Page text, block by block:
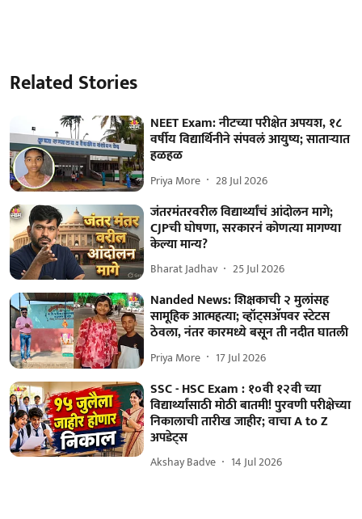
Related Stories
NEET Exam: नीटच्या परीक्षेत अपयश, १८
वर्षीय विद्यार्थिनीने संपवलं आयुष्य; साताऱ्यात
हळहळ
Priya More 28 Jul 2026
जंतरमंतरवरील विद्यार्थ्यांचं आंदोलन मागे;
CJPची घोषणा, सरकारनं कोणत्या मागण्या
केल्या मान्य?
Bharat Jadhav 25 Jul 2026
Nanded News: शिक्षकाची २ मुलांसह
सामूहिक आत्महत्या; व्हॉट्सअ‍ॅपवर स्टेटस
ठेवला, नंतर कारमध्ये बसून ती नदीत घातली
Priya More 17 Jul 2026
SSC - HSC Exam : १०वी १२वी च्या
विद्यार्थ्यांसाठी मोठी बातमी! पुरवणी परीक्षेच्या
निकालाची तारीख जाहीर; वाचा A to Z
अपडेट्स
Akshay Badve 14 Jul 2026